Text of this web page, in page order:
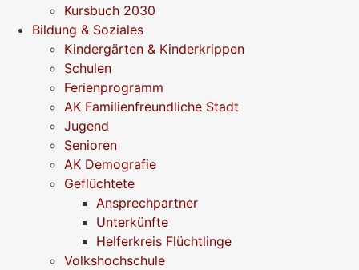
Kursbuch 2030
Bildung & Soziales
Kindergärten & Kinderkrippen
Schulen
Ferienprogramm
AK Familienfreundliche Stadt
Jugend
Senioren
AK Demografie
Geflüchtete
Ansprechpartner
Unterkünfte
Helferkreis Flüchtlinge
Volkshochschule